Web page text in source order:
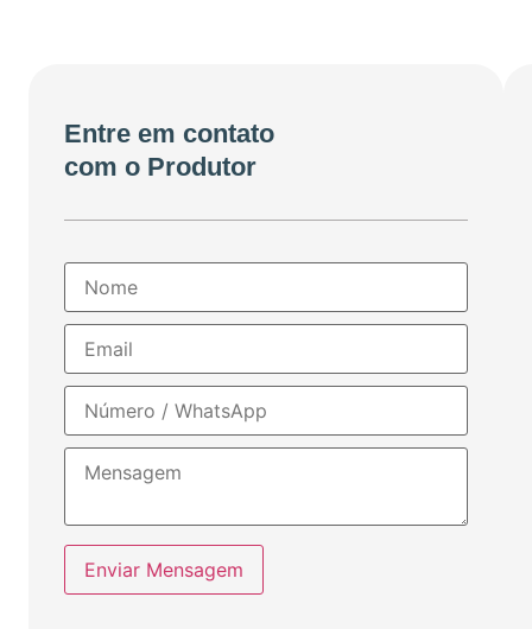
Entre em contato
com o Produtor
Enviar Mensagem